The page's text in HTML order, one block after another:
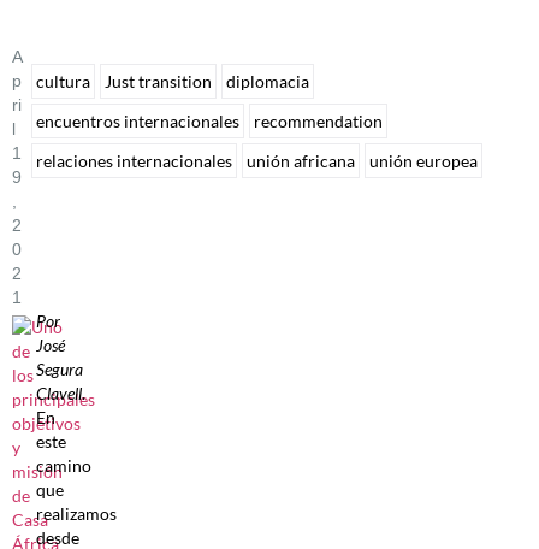
A
P
Ri
L
1
9
2
0
2
1
Por
José
Segura
Clavell.
En
este
camino
que
realizamos
desde
cultura Just transition
diplomacia
encuentros internacionales
recommendation
relaciones internacionales
unión africana unión europea